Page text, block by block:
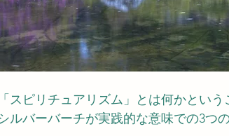
「スピリチュアリズム」とは何かとい
ルバーバーチが実践的な意味での3つ